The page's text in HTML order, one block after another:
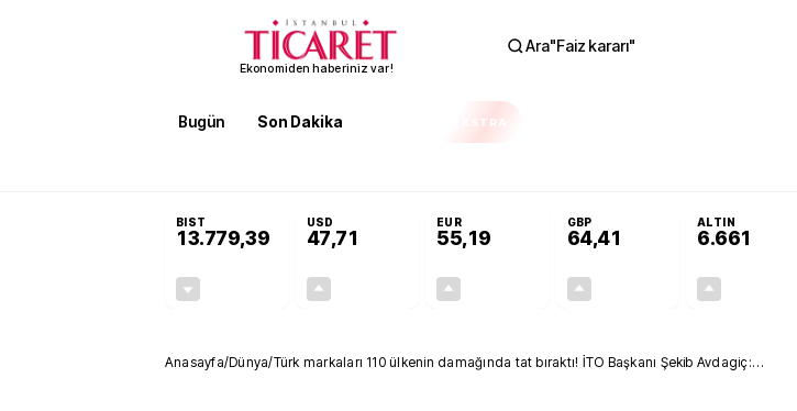
Ekonomiden haberiniz var!
Ara"Faiz kararı"
Bugün Son Dakika EKSTRA
BIST
13.779,39
USD
47,71
EUR
55,19
GBP
64,41
ALTIN
6.661
Anasayfa/Dünya/Türk markaları 110 ülkenin damağında tat bıraktı! İTO Başkanı Şekib Avdagiç: